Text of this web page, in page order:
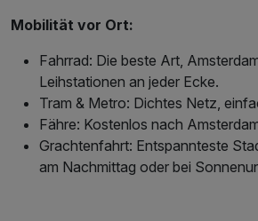
Mobilität vor Ort:
Fahrrad: Die beste Art,
Leihstationen an jeder Ecke.
Tram & Metro: Dichtes Netz,
Fähre: Kostenlos nach
Grachtenfahrt: Entspannteste
am Nachmittag oder bei